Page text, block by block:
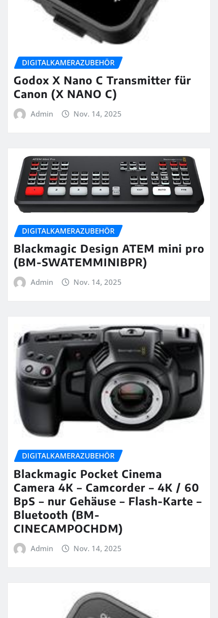
DIGITALKAMERAZUBEHÖR
Godox X Nano C Transmitter für
Canon (X NANO C)
Admin Nov. 14, 2025
DIGITALKAMERAZUBEHÖR
Blackmagic Design ATEM mini pro
(BM-SWATEMMINIBPR)
Admin Nov. 14, 2025
DIGITALKAMERAZUBEHÖR
Blackmagic Pocket Cinema
Camera 4K – Camcorder – 4K / 60
BpS – nur Gehäuse – Flash-Karte –
Bluetooth (BM-
CINECAMPOCHDM)
Admin Nov. 14, 2025